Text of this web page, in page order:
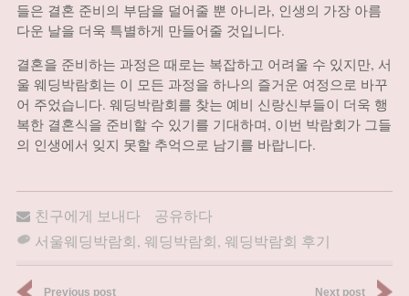
들은 결혼 준비의 부담을 덜어줄 뿐 아니라, 인생의 가장 아름
다운 날을 더욱 특별하게 만들어줄 것입니다.
결혼을 준비하는 과정은 때로는 복잡하고 어려울 수 있지만, 서
울 웨딩박람회는 이 모든 과정을 하나의 즐거운 여정으로 바꾸
어 주었습니다. 웨딩박람회를 찾는 예비 신랑신부들이 더욱 행
복한 결혼식을 준비할 수 있기를 기대하며, 이번 박람회가 그들
의 인생에서 잊지 못할 추억으로 남기를 바랍니다.
친구에게 보내다
공유하다
서울웨딩박람회, 웨딩박람회, 웨딩박람회 후기
Previous post Next post